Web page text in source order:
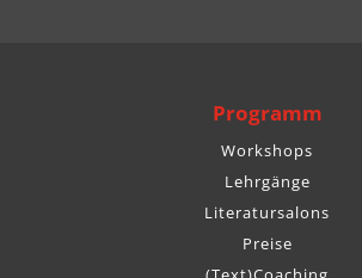
Programm
Workshops
Lehrgänge
Literatursalons
Preise